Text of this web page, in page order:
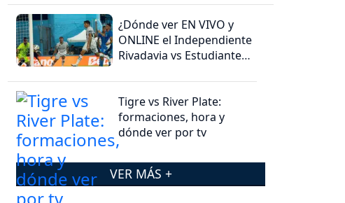
¿Dónde ver EN VIVO y
ONLINE el Independiente
Rivadavia vs Estudiantes
Tigre vs River Plate:
formaciones, hora y
dónde ver por tv
VER MÁS +